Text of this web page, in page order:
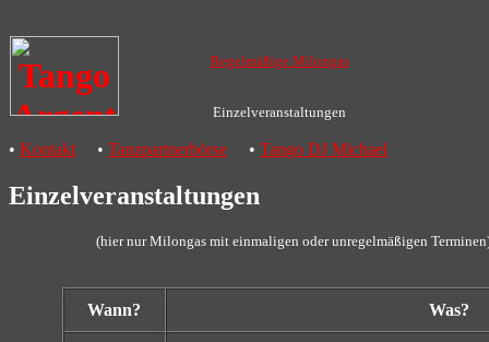
Regelmäßige Milongas
Einzelveranstaltungen
• Kontakt • Tanzpartnerbörse • Tango DJ Michael
Einzelveranstaltungen
(hier nur Milongas mit einmaligen oder unregelmäßigen
Wann? Was?